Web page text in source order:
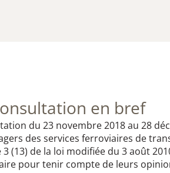
en bref
du 23 novembre 2018 au 28
des services ferroviaires de
3 (13) de la loi modifiée du 3 août
pour tenir compte de leurs